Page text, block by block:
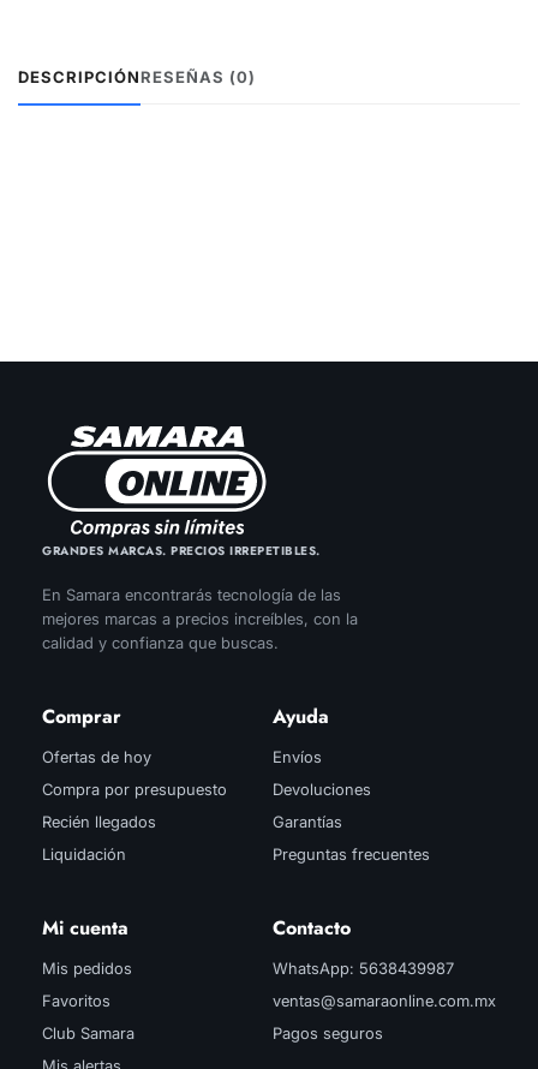
DESCRIPCIÓNRESEÑAS (0)
GRANDES MARCAS. PRECIOS IRREPETIBLES.
En Samara encontrarás tecnología de las
mejores marcas a precios increíbles, con la
calidad y confianza que buscas.
Comprar
Ofertas de hoy
Compra por presupuesto
Recién llegados
Liquidación
Ayuda
Envíos
Devoluciones
Garantías
Preguntas frecuentes
Mi cuenta
Mis pedidos
Favoritos
Club Samara
Contacto
WhatsApp: 5638439987
ventas@samaraonline.com.mx
Pagos seguros